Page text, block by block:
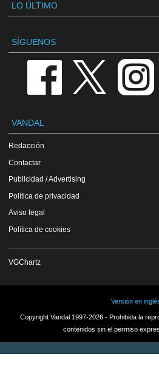
LO ÚLTIMO
SÍGUENOS
VANDAL
Redacción
Contactar
Publicidad / Advertising
Política de privacidad
Aviso legal
Política de cookies
VGChartz
Versión en
Copyright Vandal 1997-2026 - Prohibida la
contenidos sin el permiso